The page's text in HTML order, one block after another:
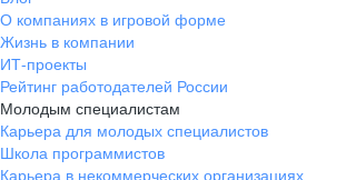
О компаниях в игровой форме
Жизнь в компании
ИТ-проекты
Рейтинг работодателей России
Молодым специалистам
Карьера для молодых специалистов
Школа программистов
Карьера в некоммерческих организациях